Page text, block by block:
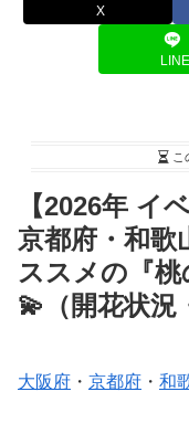
X
LINE
こ
【2026年 イ
京都府・和歌
ススメの『桃
💫（開花状況
大阪府 ・ 京都府 ・ 和